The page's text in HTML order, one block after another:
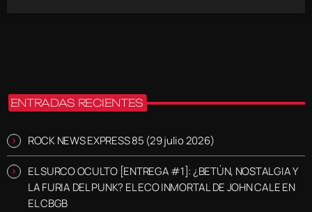
ENTRADAS RECIENTES
ROCK NEWS EXPRESS 85 (29 julio 2026)
EL SURCO OCULTO [ENTREGA #1]: ¿BETÚN, NOSTALGIA Y
LA FURIA DEL PUNK? EL ECO INMORTAL DE JOHN CALE EN
EL CBGB